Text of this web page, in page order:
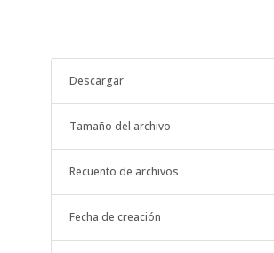
Descargar
Tamaño del archivo
Recuento de archivos
Fecha de creación